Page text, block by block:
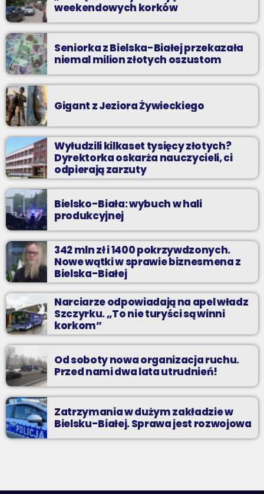
weekendowych korków
Seniorka z Bielska-Białej przekazała
niemal milion złotych oszustom
Gigant z Jeziora Żywieckiego
Wyłudzili kilkaset tysięcy złotych?
Dyrektorka oskarża nauczycieli, ci
odpierają zarzuty
Bielsko-Biała: wybuch w hali
produkcyjnej
342 mln zł i 1400 pokrzywdzonych.
Nowe wątki w sprawie biznesmena z
Bielska-Białej
Narciarze odpowiadają na apel władz
Szczyrku. „To nie turyści są winni
korkom”
Od soboty nowa organizacja ruchu.
Przed nami dwa lata utrudnień!
Zatrzymania w dużym zakładzie w
Bielsku-Białej. Sprawa jest rozwojowa